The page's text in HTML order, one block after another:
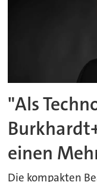
"Als
einen
Die kompakten